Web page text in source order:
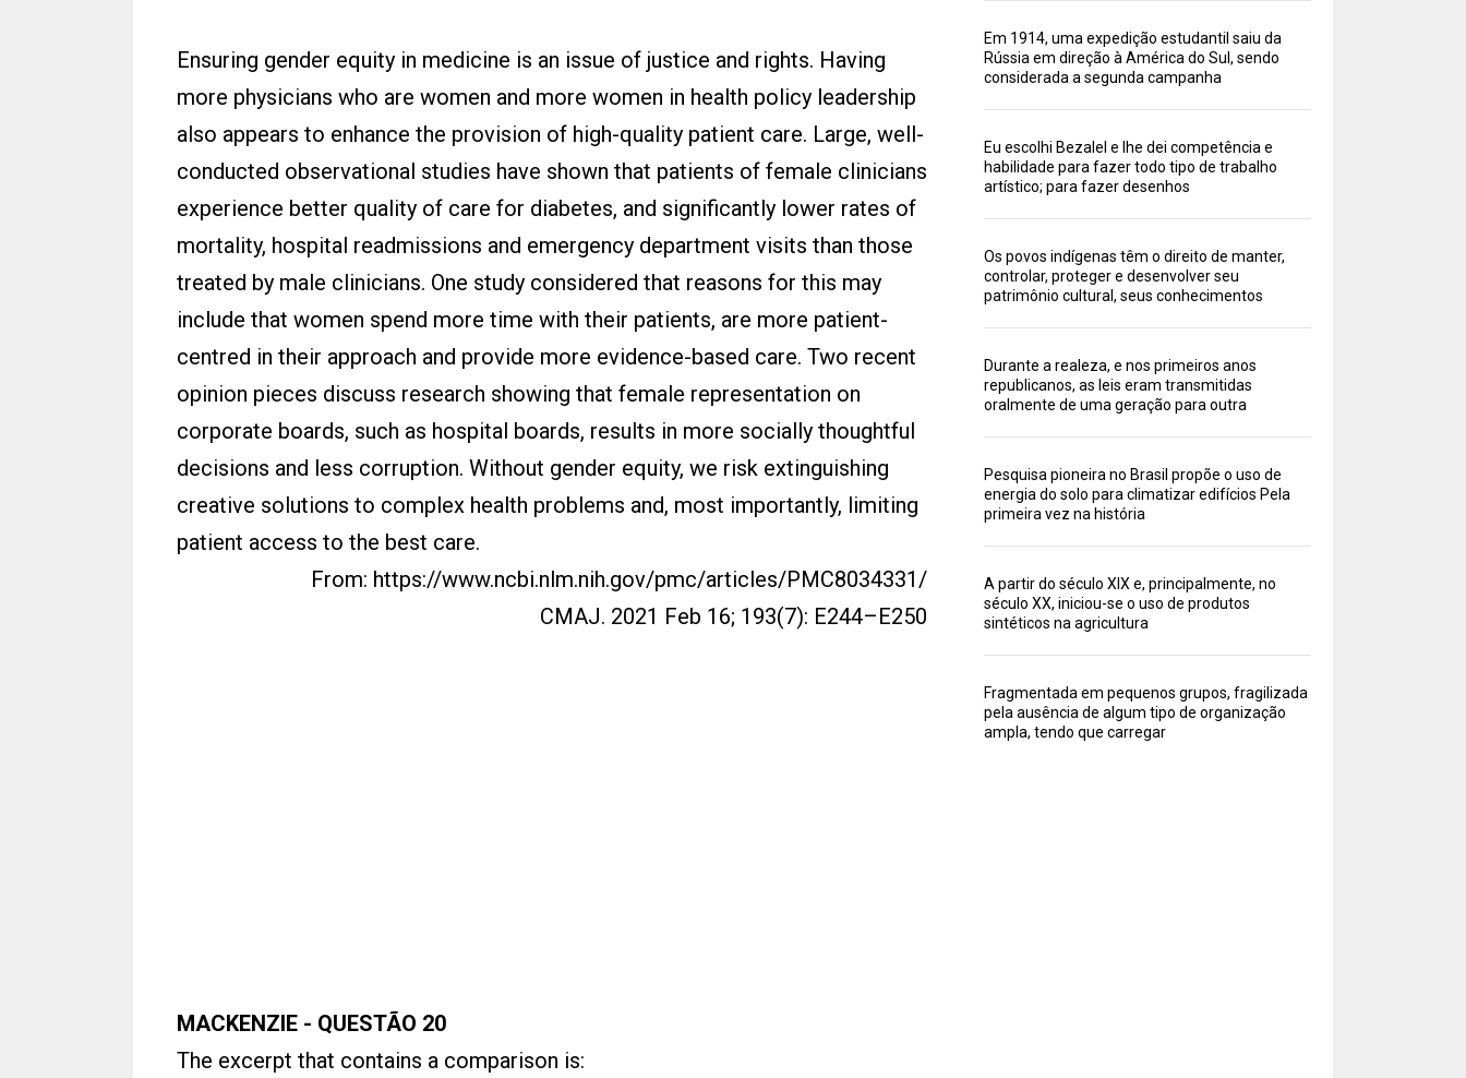
Ensuring gender equity in medicine is an issue of justice and rights. Having
more physicians who are women and more women in health policy leadership
also appears to enhance the provision of high-quality patient care. Large, well-
conducted observational studies have shown that patients of female clinicians
experience better quality of care for diabetes, and significantly lower rates of
mortality, hospital readmissions and emergency department visits than those
treated by male clinicians. One study considered that reasons for this may
include that women spend more time with their patients, are more patient-
centred in their approach and provide more evidence-based care. Two recent
opinion pieces discuss research showing that female representation on
corporate boards, such as hospital boards, results in more socially thoughtful
decisions and less corruption. Without gender equity, we risk extinguishing
creative solutions to complex health problems and, most importantly, limiting
patient access to the best care.
From: https://www.ncbi.nlm.nih.gov/pmc/articles/PMC8034331/
CMAJ. 2021 Feb 16; 193(7): E244–E250
MACKENZIE - QUESTÃO 20
The excerpt that contains a comparison is:
Em 1914, uma expedição estudantil saiu da
Rússia em direção à América do Sul, sendo
considerada a segunda campanha
Eu escolhi Bezalel e lhe dei competência e
habilidade para fazer todo tipo de trabalho
artístico; para fazer desenhos
Os povos indígenas têm o direito de manter,
controlar, proteger e desenvolver seu
patrimônio cultural, seus conhecimentos
Durante a realeza, e nos primeiros anos
republicanos, as leis eram transmitidas
oralmente de uma geração para outra
Pesquisa pioneira no Brasil propõe o uso de
energia do solo para climatizar edifícios Pela
primeira vez na história
A partir do século XIX e, principalmente, no
século XX, iniciou-se o uso de produtos
sintéticos na agricultura
Fragmentada em pequenos grupos, fragilizada
pela ausência de algum tipo de organização
ampla, tendo que carregar